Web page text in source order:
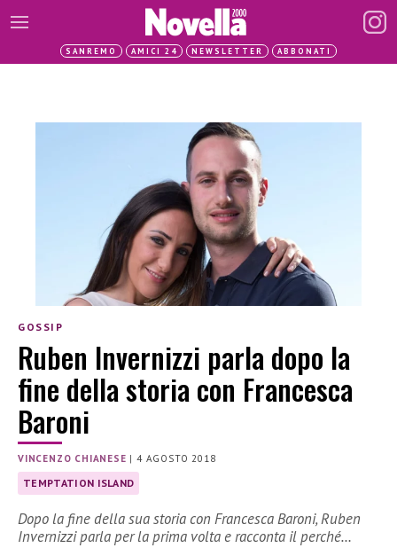
SANREMO AMICI 24 NEWSLETTER ABBONATI
GOSSIP
Ruben Invernizzi parla dopo la
fine della storia con Francesca
Baroni
VINCENZO CHIANESE |4 AGOSTO 2018
TEMPTATION ISLAND
Dopo la fine della sua storia con Francesca Baroni, Ruben
Invernizzi parla per la prima volta e racconta il perché…